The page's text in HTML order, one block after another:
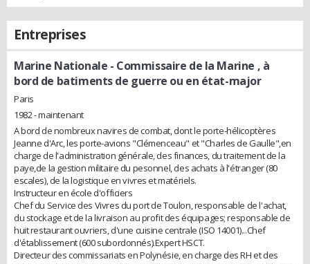
Entreprises
Marine Nationale - Commissaire de la Marine , à
bord de batiments de guerre ou en état-major
Paris
1982 - maintenant
A bord de nombreux navires de combat, dont le porte-hélicoptères
Jeanne d'Arc, les porte-avions "Clémenceau" et "Charles de Gaulle",en
charge de l'administration générale, des finances, du traitement de la
paye,de la gestion militaire du pesonnel, des achats à l'étranger (80
escales), de la logistique en vivres et matériels.
Instructeur en école d'officiers
Chef du Service des Vivres du port de Toulon, responsable de l'achat,
du stockage et de la livraison au profit des équipages; responsable de
huit restaurant ouvriers, d'une cuisine centrale (ISO 14001)...Chef
d'établissement (600 subordonnés).Expert HSCT.
Directeur des commissariats en Polynésie, en charge des RH et des